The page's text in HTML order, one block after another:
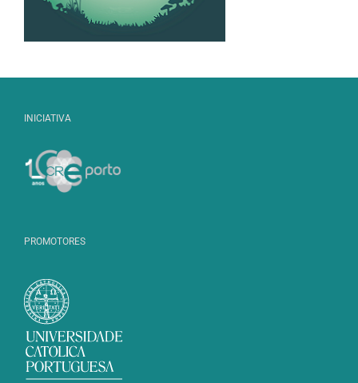
INICIATIVA
PROMOTORES